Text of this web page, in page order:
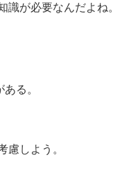
が必要なんだよね。
る。
慮しよう。